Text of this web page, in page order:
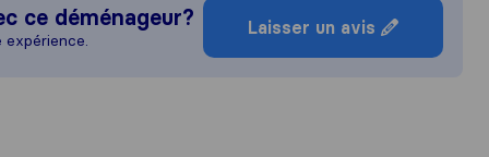
ce déménageur? Laisser un avis